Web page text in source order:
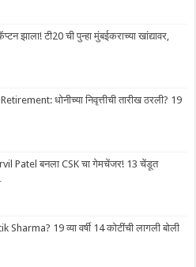
झाला! टी20 ची पुन्हा मुंबईकराच्या खांद्यावर,
धोनीच्या निवृत्तीची तारीख ठरली? 19
Patel बनला CSK चा गेमचेंजर! 13 चेंडूत
Sharma? 19 व्या वर्षी 14 कोटींची लागली बोली